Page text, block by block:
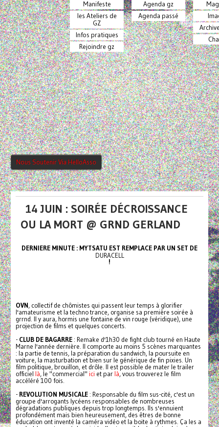
Manifeste
les Ateliers de
GZ
Infos pratiques
Rejoindre gz
Agenda gz
Agenda passé
Nous Soutenir Via HelloAsso
14 JUIN : SOIRÉE DÉCROISSANCE
OU LA MORT @ GRND GERLAND
DERNIERE MINUTE : MYTSATU EST REMPLACE PAR UN SET DE
DURACELL
!
OVN, collectif de chômistes qui passent leur temps à glorifier
l'amateurisme et la techno trance, organise sa première soirée à
grrnd. Il y aura, hormis une fontaine de vin rouge (véridique), une
projection de films et quelques concerts.
- CLUB DE BAGARRE: Remake d'1h30 de fight club tourné en Haute
Marne l'année dernière. Il comporte au moins 5 scènes marquantes
: la partie de tennis, la préparation du sandwich, la poursuite en
voiture, la masturbation et bien sur le générique de fin pixies. Un
film politique, brouillon, et drôle. Il est possible de mater le trailer
officiel là, le "commercial" ici et parlà, vous trouverez le film
accéléré 100 fois.
- REVOLUTION MUSICALE: Responsable du film sus-cité, c'est un
groupe d'arrogants lycéens responsables de nombreuses
dégradations publiques depuis trop longtemps. Ils s'ennuient
profondément mais bien heureusement, des êtres de bonne
éducation ont inventé la caméra vidéo et la boite à rythmes. Ça les a